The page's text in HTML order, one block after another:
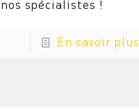
nos spécialistes !
En savoir plus